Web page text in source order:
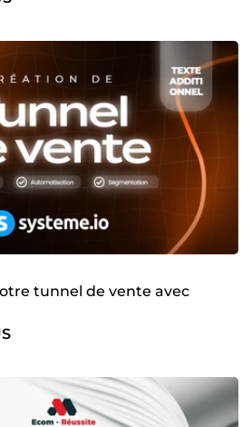
tunnel de vente avec